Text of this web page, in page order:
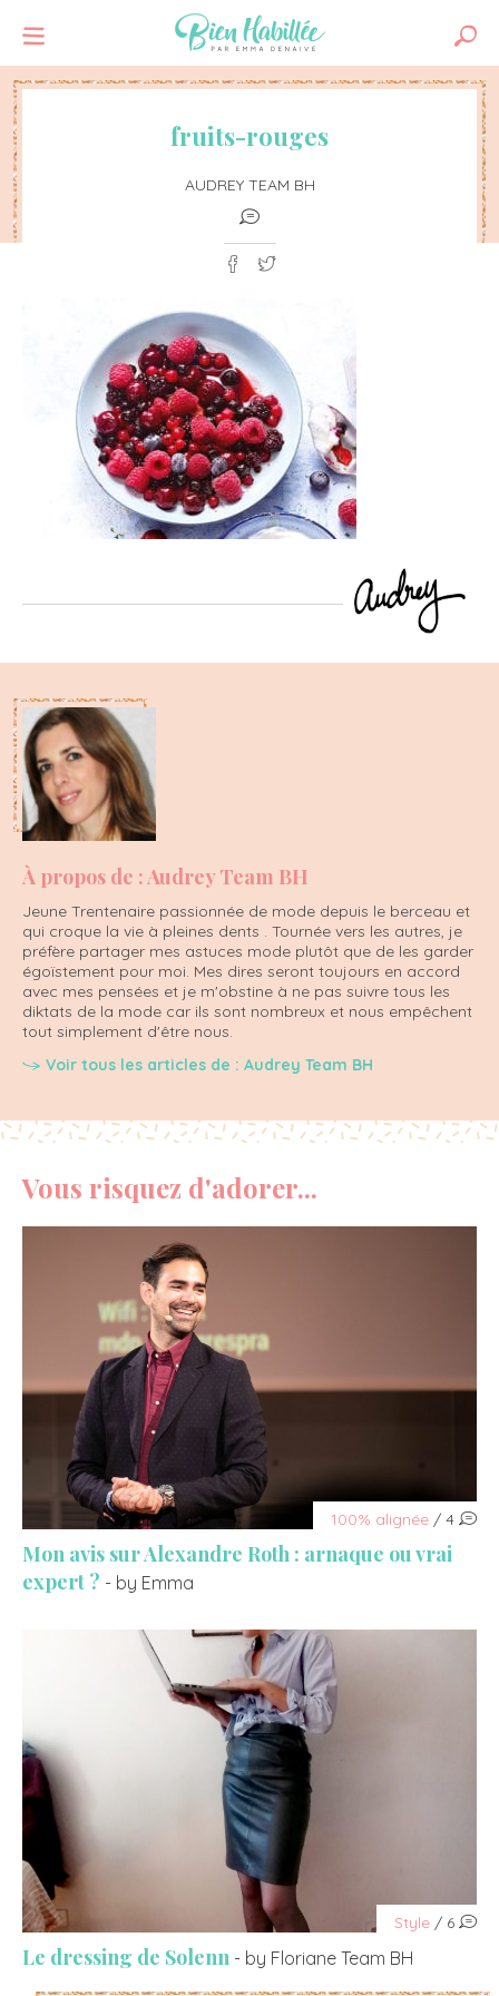
fruits-rouges
AUDREY TEAM BH
À propos de : Audrey Team BH
Jeune Trentenaire passionnée de mode depuis le berceau et
qui croque la vie à pleines dents . Tournée vers les autres, je
préfère partager mes astuces mode plutôt que de les garder
égoïstement pour moi. Mes dires seront toujours en accord
avec mes pensées et je m'obstine à ne pas suivre tous les
diktats de la mode car ils sont nombreux et nous empêchent
tout simplement d'être nous.
Voir tous les articles de : Audrey Team BH
Vous risquez d'adorer...
100% alignée / 4
Mon avis sur Alexandre Roth : arnaque ou vrai
expert ? - by Emma
Style / 6
Le dressing de Solenn - by Floriane Team BH